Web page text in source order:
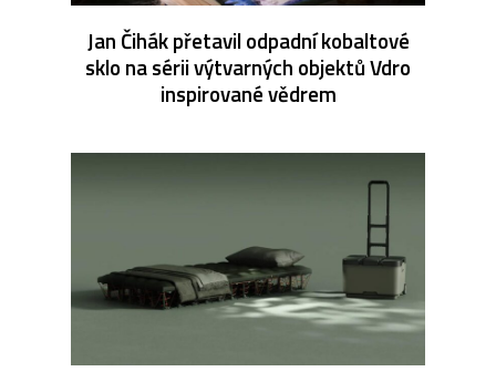
Jan Čihák přetavil odpadní kobaltové
sklo na sérii výtvarných objektů Vdro
inspirované vědrem